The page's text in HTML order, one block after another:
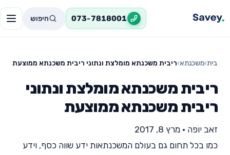
073-7818001 חיפוש
בית›משכנתא›ריבית משכנתא מומלצת ונתוני ריבית משכנתא ממוצעת
ריבית משכנתא מומלצת ונתוני
ריבית משכנתא ממוצעת
זאב יופה • מרץ 8, 2017
כמו בכל תחום גם בעולם המשכנתאות ידע שווה כסף, וידע